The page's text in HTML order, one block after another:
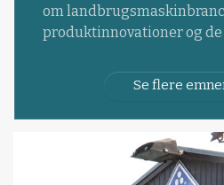
om
produktinnovationer og
Se flere